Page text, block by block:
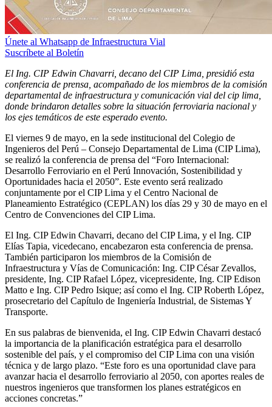
Únete al Whatsapp de Infraestructura Vial
Suscríbete al Boletín
El Ing. CIP Edwin Chavarri, decano del CIP Lima, presidió esta
conferencia de prensa, acompañado de los miembros de la comisión
departamental de infraestructura y comunicación vial del cip lima,
donde brindaron detalles sobre la situación ferroviaria nacional y
los ejes temáticos de este esperado evento.
El viernes 9 de mayo, en la sede institucional del Colegio de
Ingenieros del Perú – Consejo Departamental de Lima (CIP Lima),
se realizó la conferencia de prensa del “Foro Internacional:
Desarrollo Ferroviario en el Perú Innovación, Sostenibilidad y
Oportunidades hacia el 2050”. Este evento será realizado
conjuntamente por el CIP Lima y el Centro Nacional de
Planeamiento Estratégico (CEPLAN) los días 29 y 30 de mayo en el
Centro de Convenciones del CIP Lima.
El Ing. CIP Edwin Chavarri, decano del CIP Lima, y el Ing. CIP
Elías Tapia, vicedecano, encabezaron esta conferencia de prensa.
También participaron los miembros de la Comisión de
Infraestructura y Vías de Comunicación: Ing. CIP César Zevallos,
presidente, Ing. CIP Rafael López, vicepresidente, Ing. CIP Edison
Matto e Ing. CIP Pedro Isique; así como el Ing. CIP Roberth López,
prosecretario del Capítulo de Ingeniería Industrial, de Sistemas Y
Transporte.
En sus palabras de bienvenida, el Ing. CIP Edwin Chavarri destacó
la importancia de la planificación estratégica para el desarrollo
sostenible del país, y el compromiso del CIP Lima con una visión
técnica y de largo plazo. “Este foro es una oportunidad clave para
avanzar hacia el desarrollo ferroviario al 2050, con aportes reales de
nuestros ingenieros que transformen los planes estratégicos en
acciones concretas.”